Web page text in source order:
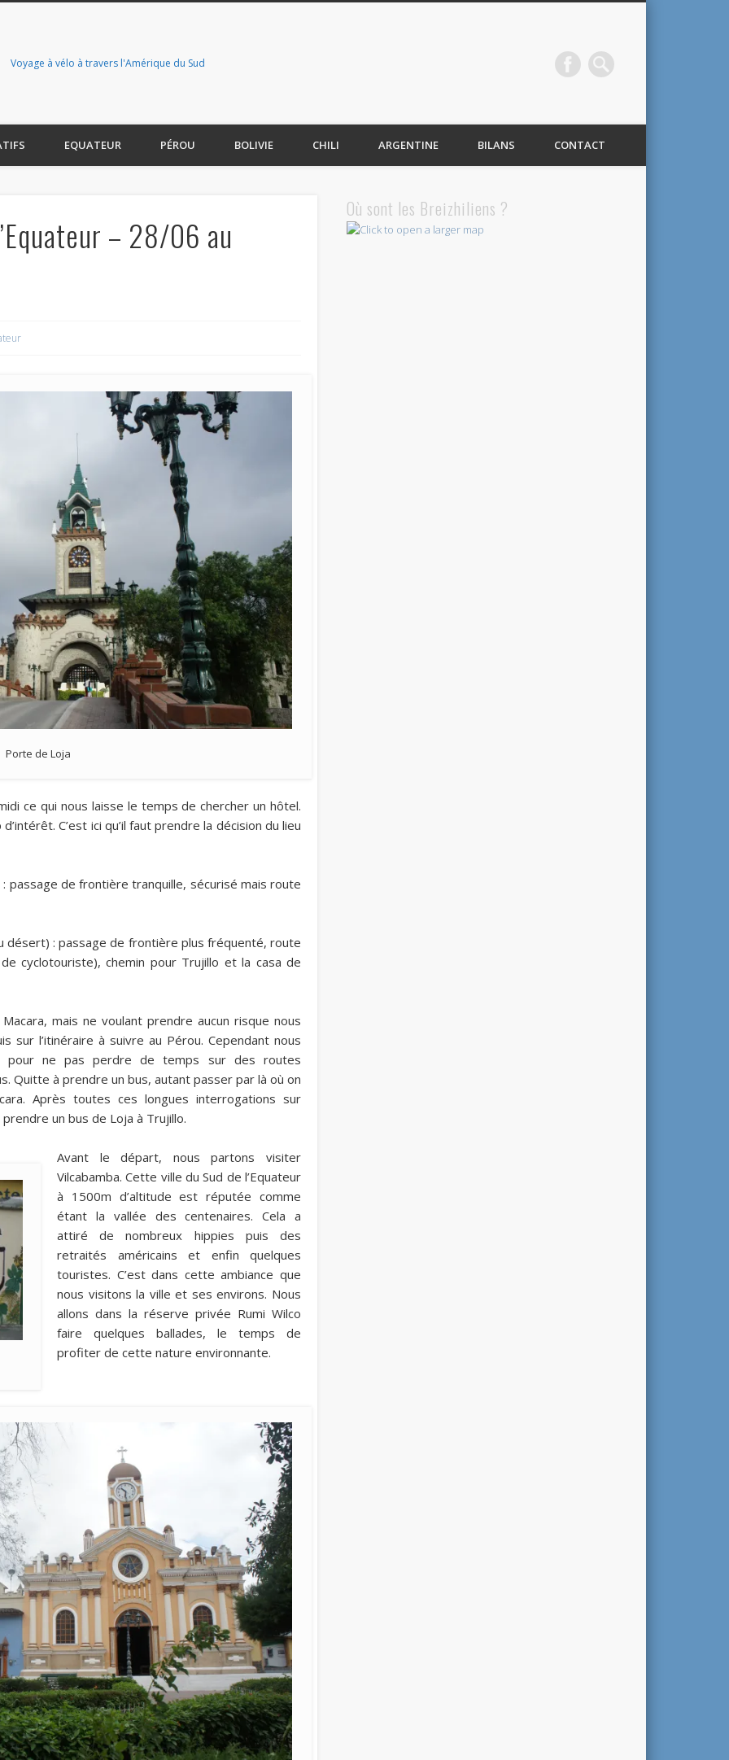
Voyage à vélo à travers l'Amérique du Sud
EQUATEUR PÉROU BOLIVIE CHILI ARGENTINE BILANS CONTACT
– 28/06 au
Porte de Loja
ce qui nous laisse le temps de chercher un hôtel.
C’est ici qu’il faut prendre la décision du lieu
passage de frontière tranquille, sécurisé mais route
désert) : passage de frontière plus fréquenté, route
cyclotouriste), chemin pour Trujillo et la casa de
mais ne voulant prendre aucun risque nous
sur l’itinéraire à suivre au Pérou. Cependant nous
pour ne pas perdre de temps sur des routes
Quitte à prendre un bus, autant passer par là où on
Après toutes ces longues interrogations sur
un bus de Loja à Trujillo.
Avant le départ, nous partons visiter
Vilcabamba. Cette ville du Sud de l’Equateur
à 1500m d’altitude est réputée comme
étant la vallée des centenaires. Cela a
attiré de nombreux hippies puis des
retraités américains et enfin quelques
touristes. C’est dans cette ambiance que
nous visitons la ville et ses environs. Nous
allons dans la réserve privée Rumi Wilco
faire quelques ballades, le temps de
profiter de cette nature environnante.
Où sont les Breizhiliens ?